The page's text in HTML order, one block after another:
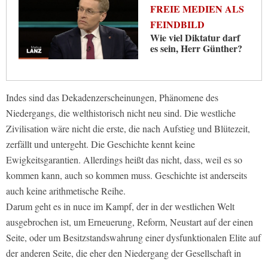
FREIE MEDIEN ALS
FEINDBILD
Wie viel Diktatur darf
es sein, Herr Günther?
Indes sind das Dekadenzerscheinungen, Phänomene des
Niedergangs, die welthistorisch nicht neu sind. Die westliche
Zivilisation wäre nicht die erste, die nach Aufstieg und Blütezeit,
zerfällt und untergeht. Die Geschichte kennt keine
Ewigkeitsgarantien. Allerdings heißt das nicht, dass, weil es so
kommen kann, auch so kommen muss. Geschichte ist anderseits
auch keine arithmetische Reihe.
Darum geht es in nuce im Kampf, der in der westlichen Welt
ausgebrochen ist, um Erneuerung, Reform, Neustart auf der einen
Seite, oder um Besitzstandswahrung einer dysfunktionalen Elite auf
der anderen Seite, die eher den Niedergang der Gesellschaft in